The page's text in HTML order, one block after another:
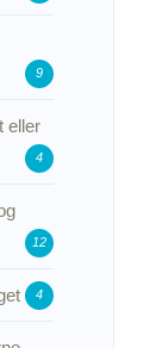
9
eller
4
12
4